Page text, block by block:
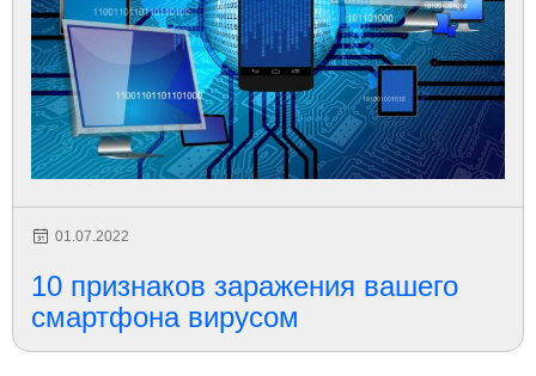
01.07.2022
10 признаков заражения вашего
смартфона вирусом